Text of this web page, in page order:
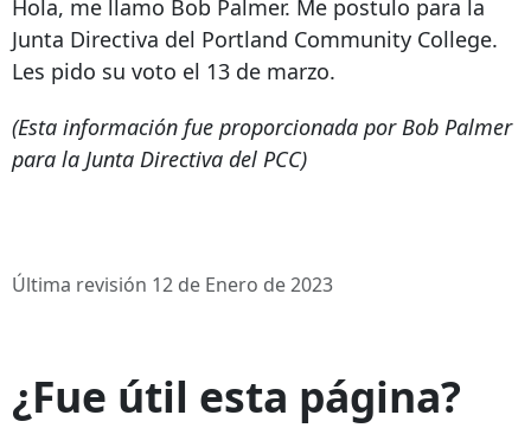
Hola, me llamo Bob Palmer. Me postulo para la
Junta Directiva del Portland Community College.
Les pido su voto el 13 de marzo.
(Esta información fue proporcionada por Bob Palmer
para la Junta Directiva del PCC)
Última revisión 12 de Enero de 2023
¿Fue útil esta página?